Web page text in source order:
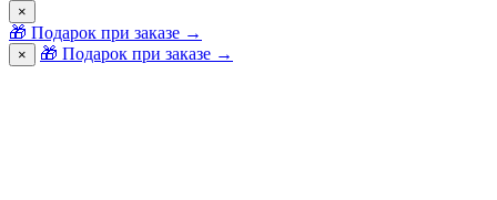
×
🎁 Подарок при заказе →
× 🎁 Подарок при заказе →